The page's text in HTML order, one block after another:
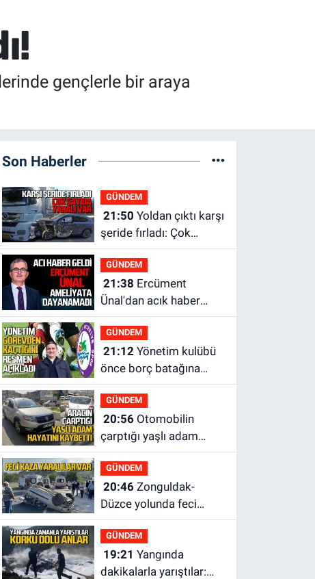
gençlerle bir araya
Son Haberler
GÜNDEM
21:50
şeride fırladı: Çok
sayıda yaralı var
GÜNDEM
21:38
Ünal'dan acık haber
geldi: Ameliyata
dayanamadı
GÜNDEM
21:12Yönetim kulübü
önce borç batağına
soktu şimdi de
görevden kaçtığını
resmen açıkladı
GÜNDEM
20:56Otomobilin
çarptığı yaşlı adam
hayatını kaybetti
GÜNDEM
20:46Zonguldak-
Düzce yolunda feci
kaza: Çok sayıda yaralı
var
GÜNDEM
19:21
dakikalarla yarıştılar: